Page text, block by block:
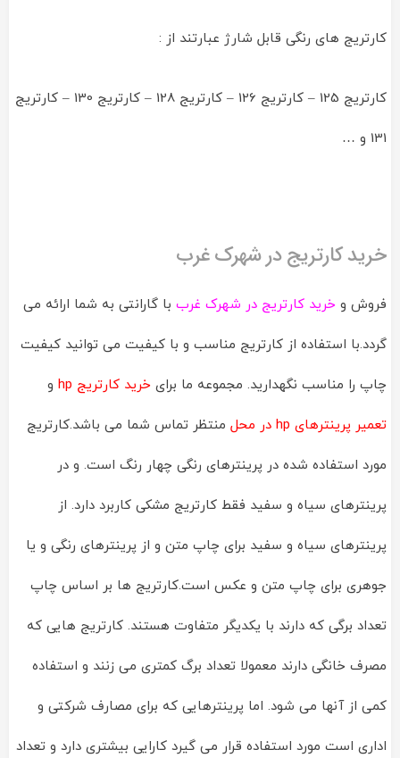
کارتریج های رنگی قابل شارژ عبارتند از :
کارتریج 125 – کارتریج 126 – کارتریج 128 – کارتریج 130 – کارتریج
131 و …
خرید کارتریج در شهرک غرب
فروش و خرید کارتریج در شهرک غرب با گارانتی به شما ارائه می
گردد.با استفاده از کارتریج مناسب و با کیفیت می توانید کیفیت
چاپ را مناسب نگهدارید. مجموعه ما برای خرید کارتریج hp و
تعمیر پرینترهای hp در محل منتظر تماس شما می باشد.کارتریج
مورد استفاده شده در پرینترهای رنگی چهار رنگ است. و در
پرینترهای سیاه و سفید فقط کارتریج مشکی کاربرد دارد. از
پرینترهای سیاه و سفید برای چاپ متن و از پرینترهای رنگی و یا
جوهری برای چاپ متن و عکس است.کارتریج ها بر اساس چاپ
تعداد برگی که دارند با یکدیگر متفاوت هستند. کارتریج هایی که
مصرف خانگی دارند معمولا تعداد برگ کمتری می زنند و استفاده
کمی از آنها می شود. اما پرینترهایی که برای مصارف شرکتی و
اداری است مورد استفاده قرار می گیرد کارایی بیشتری دارد و تعداد